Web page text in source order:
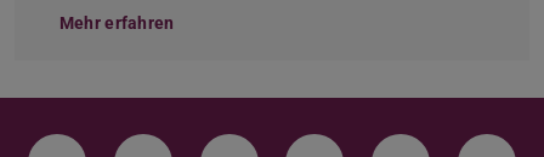
Mehr erfahren